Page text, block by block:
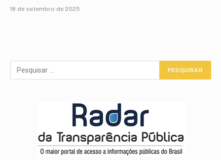
18 de setembro de 2025